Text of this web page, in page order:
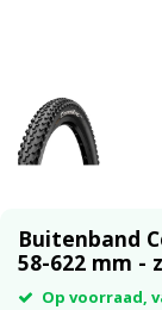
Buitenband
58-622 mm -
Op voorraad,